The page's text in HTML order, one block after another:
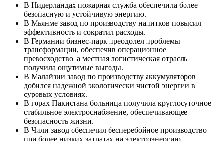
В Нидерландах пожарная служба обеспечила более
безопасную и устойчивую энергию.
В Мьянме завод по производству напитков повысил
эффективность и сократил расходы.
В Германии бизнес-парк преодолел проблемы
трансформации, обеспечив операционное
превосходство, а местная логистическая отрасль
получила ощутимые выгоды.
В Малайзии завод по производству аккумуляторов
добился надежной экологически чистой энергии в
суровых условиях.
В горах Пакистана больница получила круглосуточное
стабильное электроснабжение, обеспечивающее
безопасность жизни.
В Чили завод обеспечил бесперебойное производство
при более низких затратах на электроэнергию.